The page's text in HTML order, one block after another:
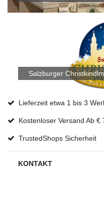
Salzburger
Lieferzeit etwa 1 bis 3
Kostenloser Versand Ab €
TrustedShops Sicherheit
KONTAKT